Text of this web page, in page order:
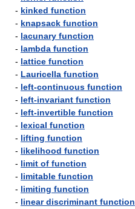
- kinked function
- knapsack function
- lacunary function
- lambda function
- lattice function
- Lauricella function
- left-continuous function
- left-invariant function
- left-invertible function
- lexical function
- lifting function
- likelihood function
- limit of function
- limitable function
- limiting function
- linear discriminant function